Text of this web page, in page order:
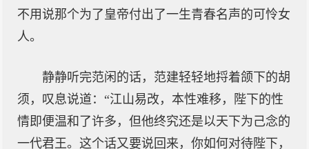
不用说那个为了皇帝付出了一生青春名声的可怜女
人。
静静听完范闲的话，范建轻轻地捋着颌下的胡
须，叹息说道：“江山易改，本性难移，陛下的性
情即便温和了许多，但他终究还是以天下为己念的
一代君王。这个话又要说回来，你如何对待陛下，